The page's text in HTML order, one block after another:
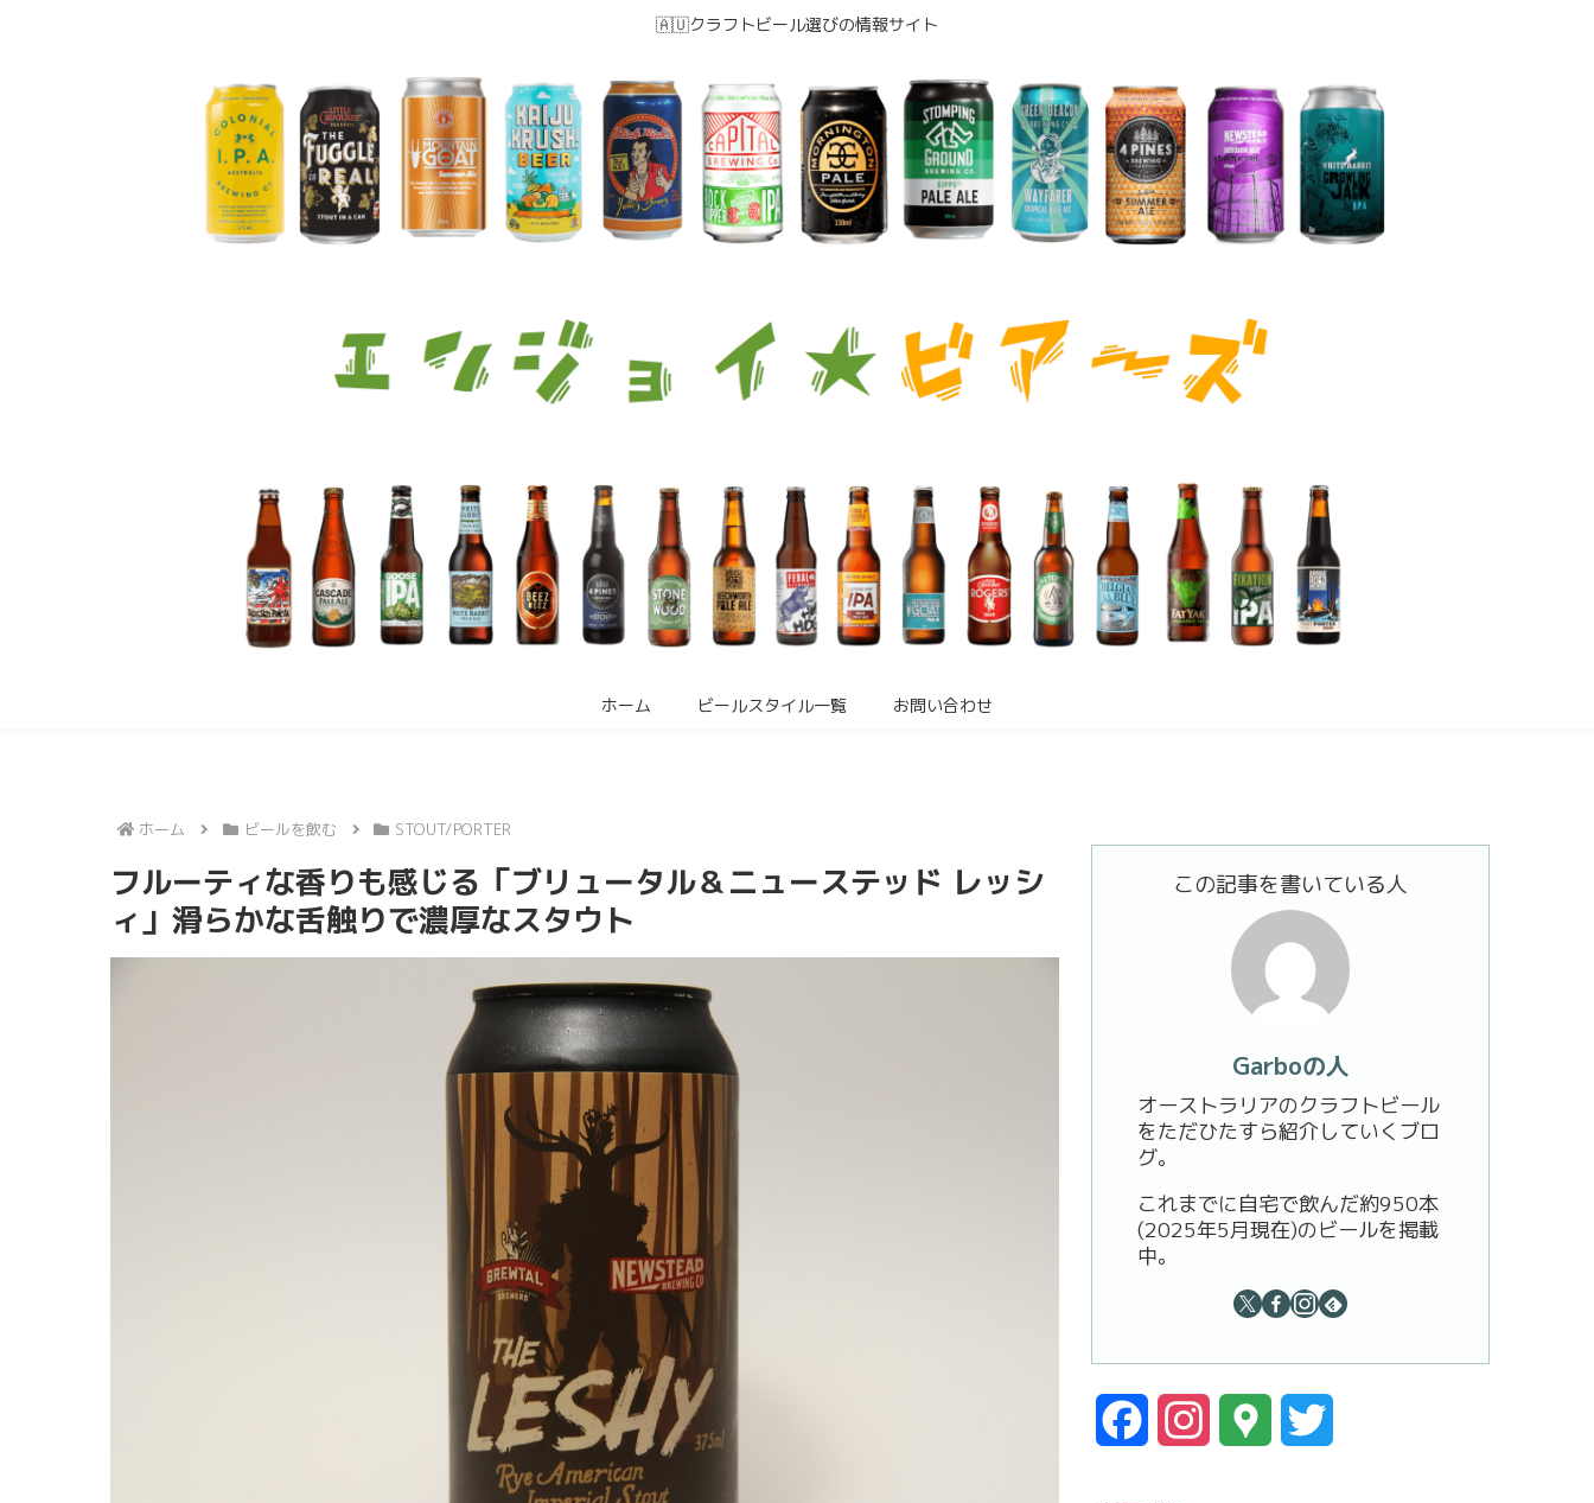
🇦🇺クラフトビール選びの情報サイト
ホーム ビールスタイル一覧 お問い合わせ
ホーム ビールを飲む STOUT/PORTER
フルーティな香りも感じる「ブリュータル＆ニューステッド レッシ
ィ」滑らかな舌触りで濃厚なスタウト
この記事を書いている人
Garboの人
オーストラリアのクラフトビール
をただひたすら紹介していくブロ
グ。
これまでに自宅で飲んだ約950本
(2025年5月現在)のビールを掲載
中。